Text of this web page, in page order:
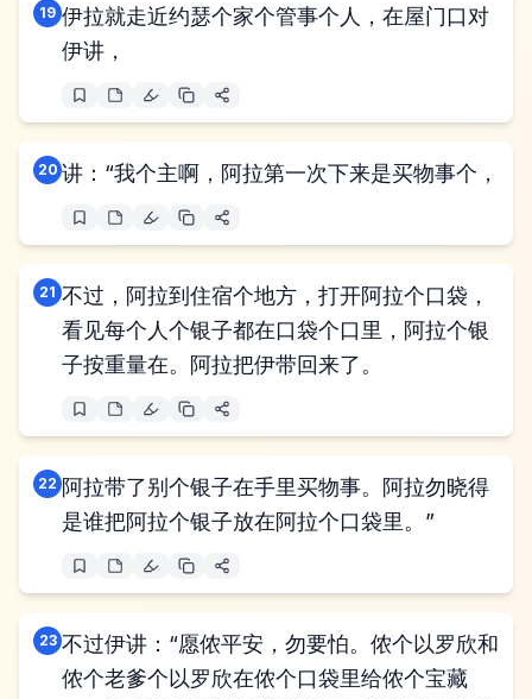
19 伊拉就走近约瑟个家个管事个人，在屋门口对
伊讲，
20 讲：“我个主啊，阿拉第一次下来是买物事个，
21 不过，阿拉到住宿个地方，打开阿拉个口袋，
看见每个人个银子都在口袋个口里，阿拉个银
子按重量在。阿拉把伊带回来了。
22 阿拉带了别个银子在手里买物事。阿拉勿晓得
是谁把阿拉个银子放在阿拉个口袋里。”
23 不过伊讲：“愿侬平安，勿要怕。侬个以罗欣和
侬个老爹个以罗欣在侬个口袋里给侬个宝藏